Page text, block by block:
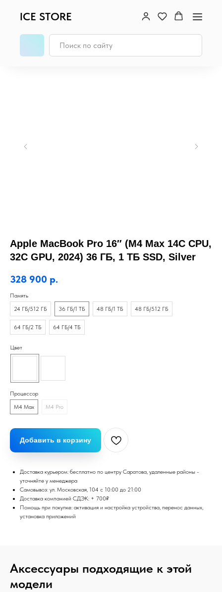
ICE STORE
Главная / MacBook / MacBook Pro 16 (M4, 2024)
Apple MacBook Pro 16″ (M4 Max 14C CPU,
32C GPU, 2024) 36 ГБ, 1 ТБ SSD, Silver
328 900 р.
Память
24 ГБ/512 ГБ
36 ГБ/1 ТБ 48 ГБ/1 ТБ 48 ГБ/512 ГБ
64 ГБ/2 ТБ 64 ГБ/4 ТБ
Цвет
Процессор
M4 Max
M4 Pro
Добавить в корзину
Доставка курьером: бесплатно по центру Саратова, удаленные районы -
уточняйте у менеджера
Самовывоз: ул. Московская, 104 с 10:00 до 21:00
Доставка компанией СДЭК: + 700₽
Помощь при покупке: активация и настройка устройства, перенос данных,
установка приложений
Аксессуары подходящие к этой
модели